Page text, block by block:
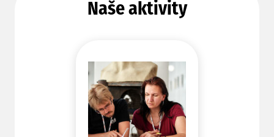
Naše aktivity